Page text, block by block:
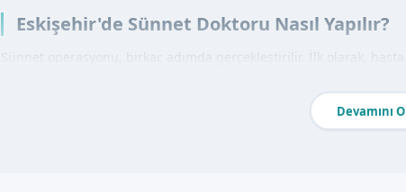
Eskişehir'de Sünnet Doktoru Nasıl Yapılır?
Devamını